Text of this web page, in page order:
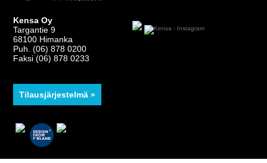
Kensa Oy
Targantie 9
68100 Himanka
Puh. (06) 878 0200
Faksi (06) 878 0233
Tilausjärjestelmä »